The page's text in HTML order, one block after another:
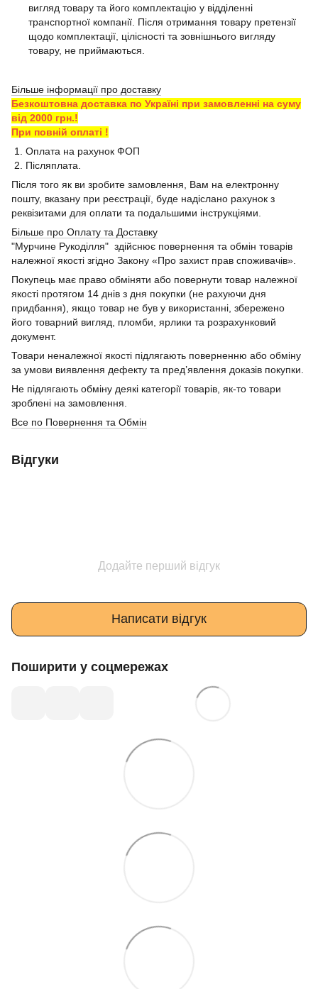
вигляд товару та його комплектацію у відділенні
транспортної компанії. Після отримання товару претензії
щодо комплектації, цілісності та зовнішнього вигляду
товару, не приймаються.
Більше інформації про доставку
Безкоштовна доставка по Україні при замовленні на суму
від 2000 грн.!
При повній оплаті !
1. Оплата на рахунок ФОП
2. Післяплата.
Після того як ви зробите замовлення, Вам на електронну
пошту, вказану при реєстрації, буде надіслано рахунок з
реквізитами для оплати та подальшими інструкціями.
Більше про Оплату та Доставку
"Мурчине Рукоділля" здійснює повернення та обмін товарів
належної якості згідно Закону «Про захист прав споживачів».
Покупець має право обміняти або повернути товар належної
якості протягом 14 днів з дня покупки (не рахуючи дня
придбання), якщо товар не був у використанні, збережено
його товарний вигляд, пломби, ярлики та розрахунковий
документ.
Товари неналежної якості підлягають поверненню або обміну
за умови виявлення дефекту та пред’явлення доказів покупки.
Не підлягають обміну деякі категорії товарів, як-то товари
зроблені на замовлення.
Все по Повернення та Обмін
Відгуки
Додайте перший відгук
Написати відгук
Поширити у соцмережах